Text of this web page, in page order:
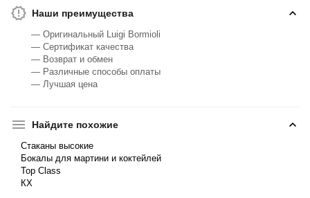
Наши преимущества
— Оригинальный Luigi Bormioli
— Сертификат качества
— Возврат и обмен
— Различные способы оплаты
— Лучшая цена
Найдите похожие
Стаканы высокие
Бокалы для мартини и коктейлей
Top Class
КХ